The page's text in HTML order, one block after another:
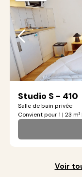
Studio S - 410
Salle de bain privée
Convient pour 1 | 23
Voir